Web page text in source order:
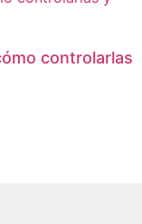
controlarlas